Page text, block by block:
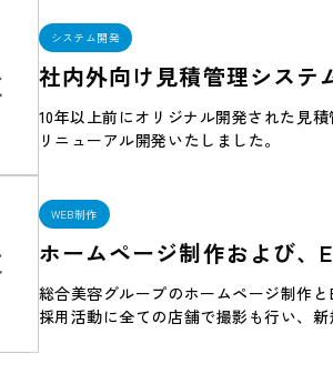
システム開発
社内外向け見積管理システ
10年以上前にオリジナル開発された見積
リニューアル開発いたしました。
WEB制作
ホームページ制作および、
総合美容グループのホームページ制作と
採用活動に全ての店舗で撮影も行い、新